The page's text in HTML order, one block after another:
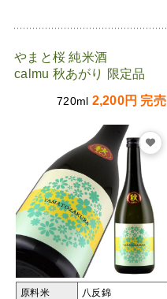
やまと桜 純米酒
calmu 秋あがり 限定品
720ml 2,200円 完売
原料米 八反錦